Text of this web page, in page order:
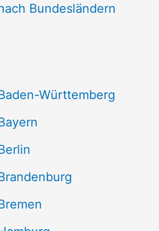
Bundesländern
Württemberg